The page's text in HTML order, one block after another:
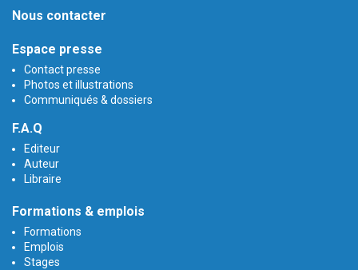
Nous contacter
Espace presse
Contact presse
Photos et illustrations
Communiqués & dossiers
F.A.Q
Editeur
Auteur
Libraire
Formations & emplois
Formations
Emplois
Stages